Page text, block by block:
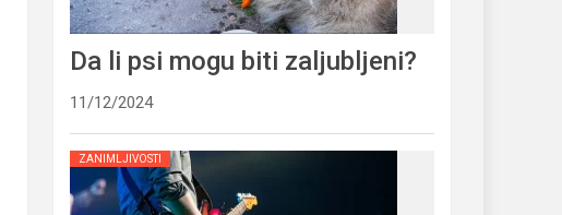
Da li psi mogu biti zaljubljeni?
11/12/2024
ZANIMLJIVOSTI